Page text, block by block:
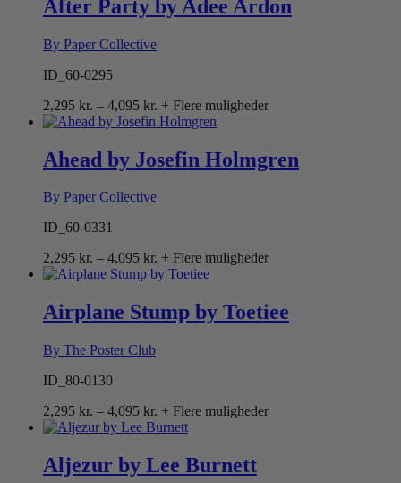
After Party by Adee Ardon
By Paper Collective
ID_60-0295
2,295 kr. – 4,095 kr. Prisinterval:
2,295 kr.
4,095 kr.
+ Flere muligheder
Ahead by Josefin Holmgren
By Paper Collective
ID_60-0331
2,295 kr. – 4,095 kr. Prisinterval:
2,295 kr.
4,095 kr.
+ Flere muligheder
Airplane Stump by Toetiee
By The Poster Club
ID_80-0130
2,295 kr. – 4,095 kr. Prisinterval:
2,295 kr.
4,095 kr.
+ Flere muligheder
Aljezur by Lee Burnett